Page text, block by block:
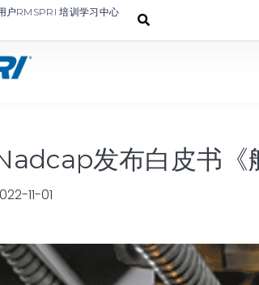
户RMSPRI 培训学习中心
发布白皮书《
11-01